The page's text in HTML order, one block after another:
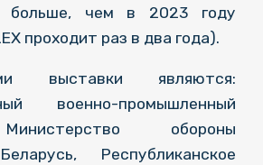
больше, чем в 2023 году
проходит раз в два года).
выставки являются:
военно-промышленный
обороны
Республиканское